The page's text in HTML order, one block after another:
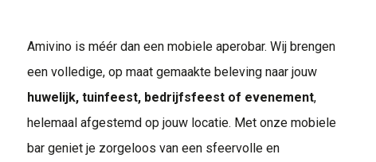
Amivino is méér dan een mobiele aperobar. Wij brengen
een volledige, op maat gemaakte beleving naar jouw
huwelijk, tuinfeest, bedrijfsfeest of evenement,
helemaal afgestemd op jouw locatie. Met onze mobiele
bar geniet je zorgeloos van een sfeervolle en